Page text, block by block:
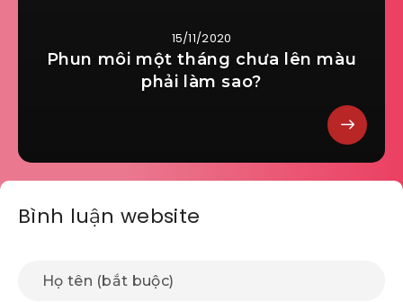
15/11/2020
Phun môi một tháng chưa lên màu
phải làm sao?
Bình luận website